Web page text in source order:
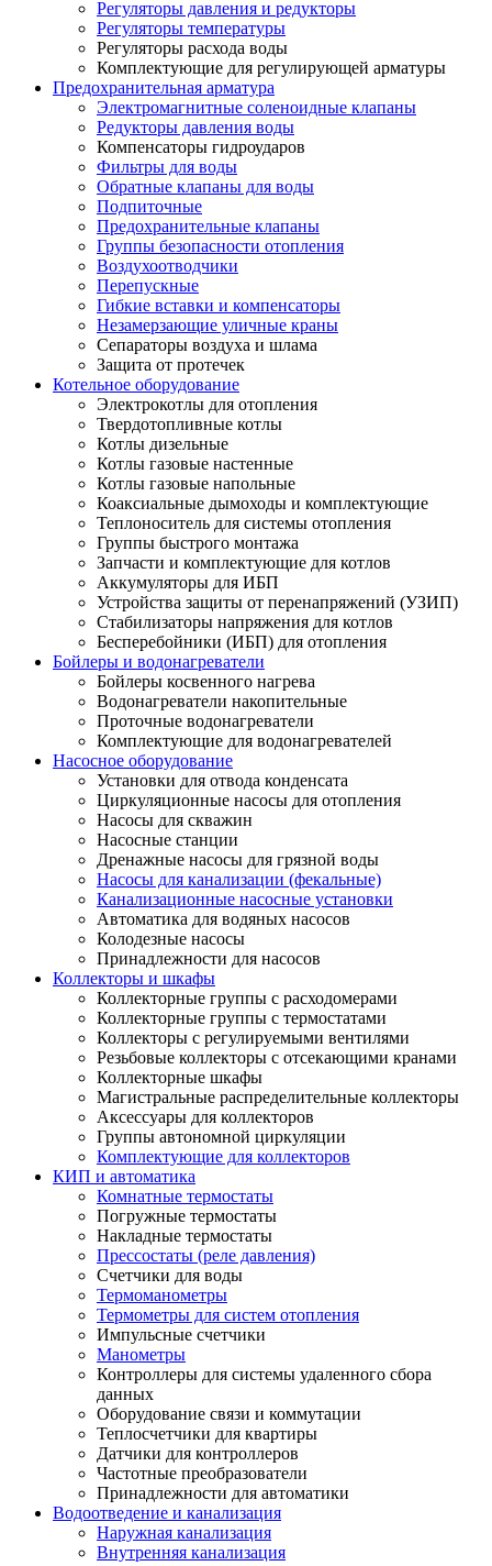
Регуляторы давления и редукторы
Регуляторы температуры
Регуляторы расхода воды
Комплектующие для регулирующей арматуры
Предохранительная арматура
Электромагнитные соленоидные клапаны
Редукторы давления воды
Компенсаторы гидроударов
Фильтры для воды
Обратные клапаны для воды
Подпиточные
Предохранительные клапаны
Группы безопасности отопления
Воздухоотводчики
Перепускные
Гибкие вставки и компенсаторы
Незамерзающие уличные краны
Сепараторы воздуха и шлама
Защита от протечек
Котельное оборудование
Электрокотлы для отопления
Твердотопливные котлы
Котлы дизельные
Котлы газовые настенные
Котлы газовые напольные
Коаксиальные дымоходы и комплектующие
Теплоноситель для системы отопления
Группы быстрого монтажа
Запчасти и комплектующие для котлов
Аккумуляторы для ИБП
Устройства защиты от перенапряжений (УЗИП)
Стабилизаторы напряжения для котлов
Бесперебойники (ИБП) для отопления
Бойлеры и водонагреватели
Бойлеры косвенного нагрева
Водонагреватели накопительные
Проточные водонагреватели
Комплектующие для водонагревателей
Насосное оборудование
Установки для отвода конденсата
Циркуляционные насосы для отопления
Насосы для скважин
Насосные станции
Дренажные насосы для грязной воды
Насосы для канализации (фекальные)
Канализационные насосные установки
Автоматика для водяных насосов
Колодезные насосы
Принадлежности для насосов
Коллекторы и шкафы
Коллекторные группы с расходомерами
Коллекторные группы с термостатами
Коллекторы с регулируемыми вентилями
Резьбовые коллекторы с отсекающими кранами
Коллекторные шкафы
Магистральные распределительные коллекторы
Аксессуары для коллекторов
Группы автономной циркуляции
Комплектующие для коллекторов
КИП и автоматика
Комнатные термостаты
Погружные термостаты
Накладные термостаты
Прессостаты (реле давления)
Счетчики для воды
Термоманометры
Термометры для систем отопления
Импульсные счетчики
Манометры
Контроллеры для системы удаленного сбора
данных
Оборудование связи и коммутации
Теплосчетчики для квартиры
Датчики для контроллеров
Частотные преобразователи
Принадлежности для автоматики
Водоотведение и канализация
Наружная канализация
Внутренняя канализация